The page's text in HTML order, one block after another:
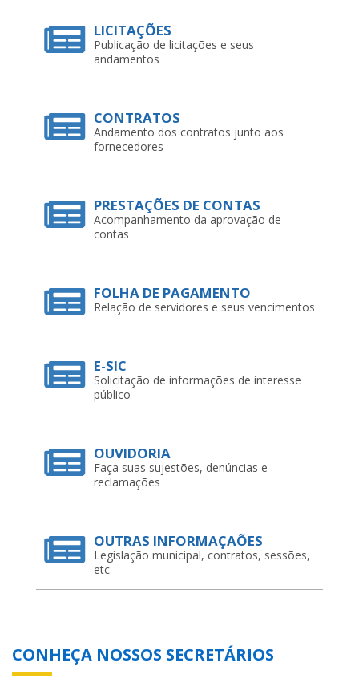
CONTRATOS
Andamento dos contratos junto aos
fornecedores
PRESTAÇÕES DE CONTAS
Acompanhamento da aprovação de
contas
FOLHA DE PAGAMENTO
Relação de servidores e seus vencimentos
E-SIC
Solicitação de informações de interesse
público
OUVIDORIA
Faça suas sujestões, denúncias e
reclamações
OUTRAS INFORMAÇAÕES
Legislação municipal, contratos, sessões,
etc
CONHEÇA NOSSOS SECRETÁRIOS